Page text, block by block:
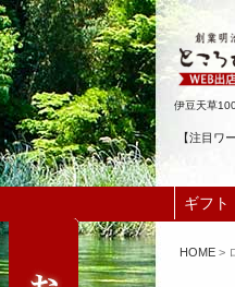
伊豆天草
【注目ワ
ギフト
HOME